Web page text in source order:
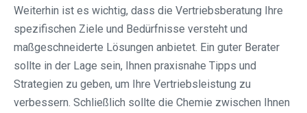
Weiterhin ist es wichtig, dass die Vertriebsberatung Ihre
spezifischen Ziele und Bedürfnisse versteht und
maßgeschneiderte Lösungen anbietet. Ein guter Berater
sollte in der Lage sein, Ihnen praxisnahe Tipps und
Strategien zu geben, um Ihre Vertriebsleistung zu
verbessern. Schließlich sollte die Chemie zwischen Ihnen